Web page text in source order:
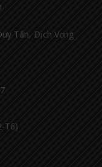
Tân, Dịch Vọng
T6)